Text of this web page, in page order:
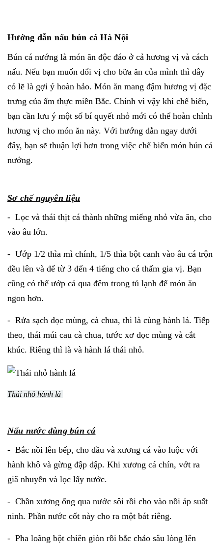
Hướng dẫn nấu bún cá Hà Nội
Bún cá nướng là món ăn độc đáo ở cả hương vị và cách
nấu. Nếu bạn muốn đổi vị cho bữa ăn của mình thì đây
có lẽ là gợi ý hoàn hảo. Món ăn mang đậm hương vị đặc
trưng của ẩm thực miền Bắc. Chính vì vậy khi chế biến,
bạn cần lưu ý một số bí quyết nhỏ mới có thể hoàn chỉnh
hương vị cho món ăn này. Với hướng dẫn ngay dưới
đây, bạn sẽ thuận lợi hơn trong việc chế biến món bún cá
nướng.
Sơ chế nguyên liệu
- Lọc và thái thịt cá thành những miếng nhỏ vừa ăn, cho
vào âu lớn.
- Ướp 1/2 thìa mì chính, 1/5 thìa bột canh vào âu cá trộn
đều lên và để từ 3 đến 4 tiếng cho cá thấm gia vị. Bạn
cũng có thể ướp cá qua đêm trong tủ lạnh để món ăn
ngon hơn.
- Rửa sạch dọc mùng, cà chua, thì là cùng hành lá. Tiếp
theo, thái múi cau cà chua, tước xơ dọc mùng và cắt
khúc. Riêng thì là và hành lá thái nhỏ.
Thái nhỏ hành lá
Nấu nước dùng bún cá
- Bắc nồi lên bếp, cho đầu và xương cá vào luộc với
hành khô và gừng đập dập. Khi xương cá chín, vớt ra
giã nhuyễn và lọc lấy nước.
- Chần xương ống qua nước sôi rồi cho vào nồi áp suất
ninh. Phần nước cốt này cho ra một bát riêng.
- Pha loãng bột chiên giòn rồi bắc chảo sâu lòng lên